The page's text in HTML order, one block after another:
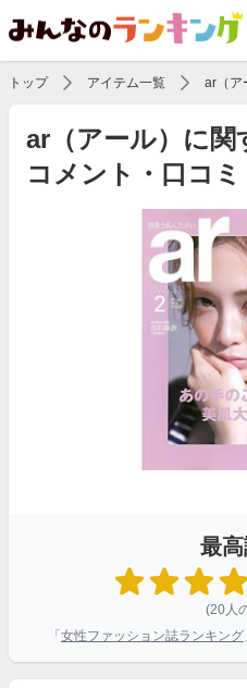
トップ アイテム一覧 ar（ア
ar（アール）に関
コメント・口コミ
最
(20人
「 女性ファッション誌ランキング